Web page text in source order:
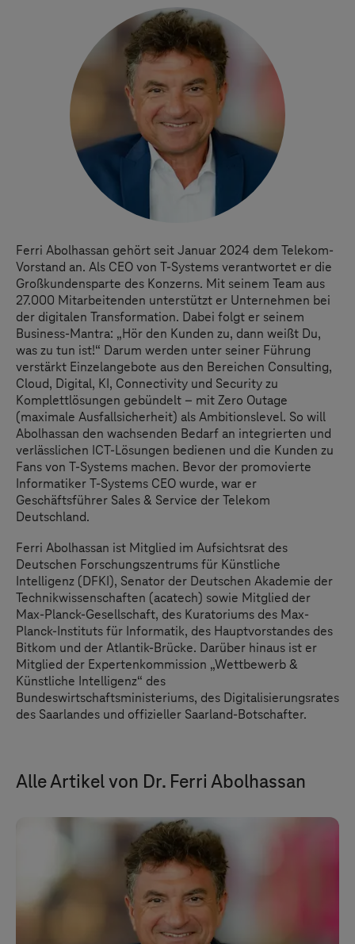
Ferri Abolhassan gehört seit Januar 2024 dem Telekom-
Vorstand an. Als CEO von T-Systems verantwortet er die
Großkundensparte des Konzerns. Mit seinem Team aus
27.000 Mitarbeitenden unterstützt er Unternehmen bei
der digitalen Transformation. Dabei folgt er seinem
Business-Mantra: „Hör den Kunden zu, dann weißt Du,
was zu tun ist!“ Darum werden unter seiner Führung
verstärkt Einzelangebote aus den Bereichen Consulting,
Cloud, Digital, KI, Connectivity und Security zu
Komplettlösungen gebündelt – mit Zero Outage
(maximale Ausfallsicherheit) als Ambitionslevel. So will
Abolhassan den wachsenden Bedarf an integrierten und
verlässlichen ICT-Lösungen bedienen und die Kunden zu
Fans von T-Systems machen. Bevor der promovierte
Informatiker T-Systems CEO wurde, war er
Geschäftsführer Sales & Service der Telekom
Deutschland.
Ferri Abolhassan ist Mitglied im Aufsichtsrat des
Deutschen Forschungszentrums für Künstliche
Intelligenz (DFKI), Senator der Deutschen Akademie der
Technikwissenschaften (acatech) sowie Mitglied der
Max-Planck-Gesellschaft, des Kuratoriums des Max-
Planck-Instituts für Informatik, des Hauptvorstandes des
Bitkom und der Atlantik-Brücke. Darüber hinaus ist er
Mitglied der Expertenkommission „Wettbewerb &
Künstliche Intelligenz“ des
Bundeswirtschaftsministeriums, des Digitalisierungsrates
des Saarlandes und offizieller Saarland-Botschafter.
Alle Artikel von Dr. Ferri Abolhassan